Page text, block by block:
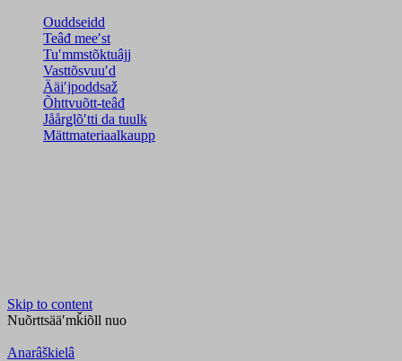
Ouddseidd
Teâđ meeʹst
Tuʹmmstõktuâjj
Vasttõsvuuʹd
Ääiʹjpoddsaž
Õhttvuõtt-teâđ
Jåårǥlõʹtti da tuulk
Mättmateriaalkaupp
Skip to content
Nuõrttsääʹmǩiõll nuo
Anarâškielâ